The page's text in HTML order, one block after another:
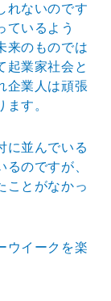
れないのです
ているよう
来のものでは
起業家社会と
企業人は頑張
す。
に並んでいる
のですが、
ことがなかっ
ウイークを楽